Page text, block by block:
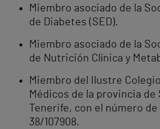
Miembro asociado de la
de Diabetes (SED).
Miembro asociado de la
de Nutrición Clínica y
Miembro del Ilustre
Médicos de la provincia de
Tenerife, con el número
38/107908.